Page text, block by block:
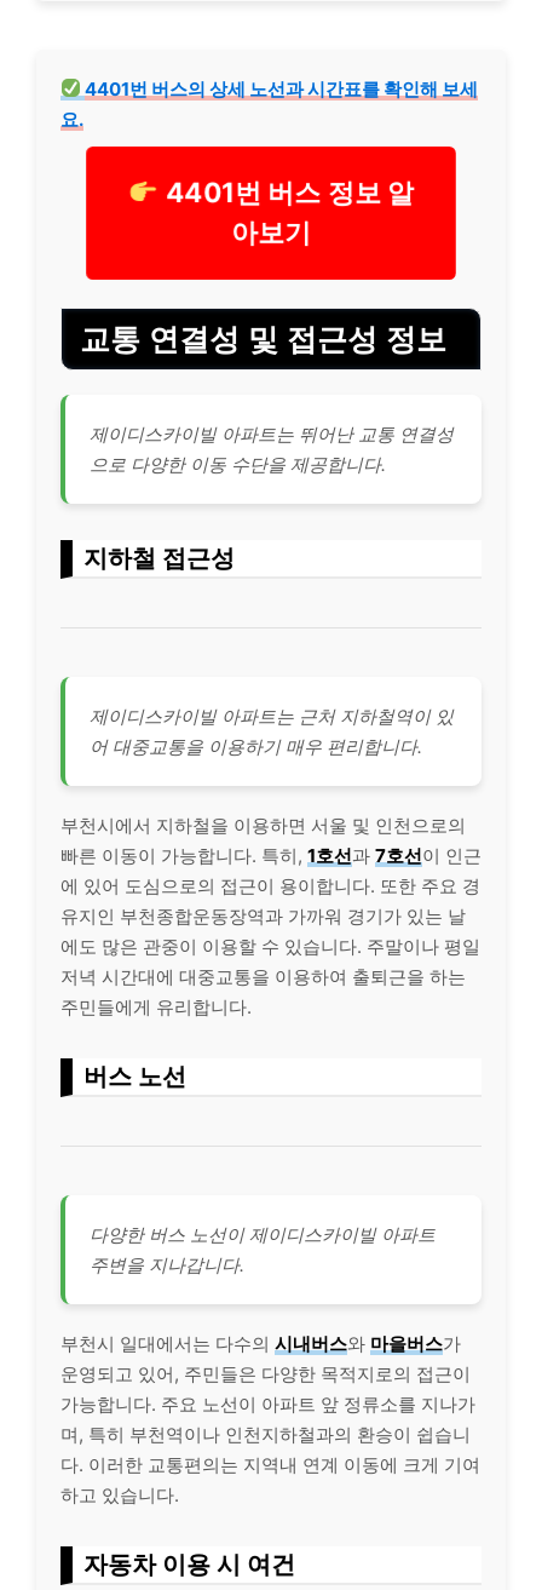
4401번 버스의 상세 노선과 시간표를 확인해 보세
요.
4401번 버스 정보 알
아보기
교통 연결성 및 접근성 정보
제이디스카이빌 아파트는 뛰어난 교통 연결성
으로 다양한 이동 수단을 제공합니다.
지하철 접근성
제이디스카이빌 아파트는 근처 지하철역이 있
어 대중교통을 이용하기 매우 편리합니다.
부천시에서 지하철을 이용하면 서울 및 인천으로의
빠른 이동이 가능합니다. 특히, 1호선과 7호선이 인근
에 있어 도심으로의 접근이 용이합니다. 또한 주요 경
유지인 부천종합운동장역과 가까워 경기가 있는 날
에도 많은 관중이 이용할 수 있습니다. 주말이나 평일
저녁 시간대에 대중교통을 이용하여 출퇴근을 하는
주민들에게 유리합니다.
버스 노선
다양한 버스 노선이 제이디스카이빌 아파트
주변을 지나갑니다.
부천시 일대에서는 다수의 시내버스와 마을버스가
운영되고 있어, 주민들은 다양한 목적지로의 접근이
가능합니다. 주요 노선이 아파트 앞 정류소를 지나가
며, 특히 부천역이나 인천지하철과의 환승이 쉽습니
다. 이러한 교통편의는 지역내 연계 이동에 크게 기여
하고 있습니다.
자동차 이용 시 여건